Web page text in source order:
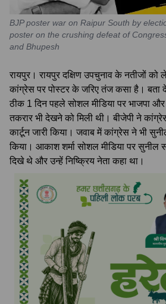
BJP poster war on Raipur South by
poster on the crushing defeat of
and Bhupesh
रायपुर। रायपुर दक्षिण उपचुनाव के नतीजों को
कांग्रेस पर पोस्टर के जरिए तंज कसा है। बता
ठीक 1 दिन पहले सोशल मीडिया पर भाजपा
तकरार भी देखने को मिली थी। बीजेपी ने
कार्टून जारी किया। जवाब में कांग्रेस ने भी
किया। आकाश शर्मा सोशल मीडिया पर
दिखे थे और उन्हें निष्क्रिय नेता कहा था।